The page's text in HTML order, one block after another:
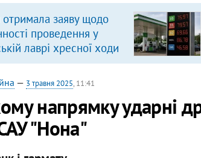
отримала заяву щодо
проведення у
лаврі хресної ходи
— 3 травня 2025, 11:41
напрямку ударні
"Нона"